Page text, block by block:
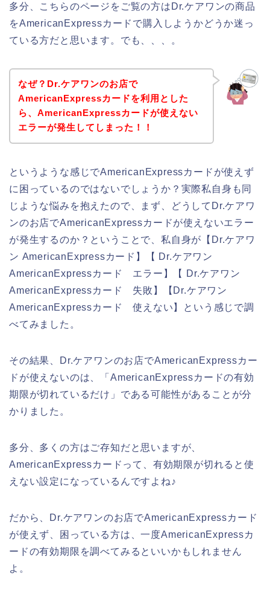
多分、こちらのページをご覧の方はDr.ケアワンの商品
をAmericanExpressカードで購入しようかどうか迷っ
ている方だと思います。でも、、、。
なぜ？Dr.ケアワンのお店で
AmericanExpressカードを利用とした
ら、AmericanExpressカードが使えない
エラーが発生してしまった！！
というような感じでAmericanExpressカードが使えず
に困っているのではないでしょうか？実際私自身も同
じような悩みを抱えたので、まず、どうしてDr.ケアワ
ンのお店でAmericanExpressカードが使えないエラー
が発生するのか？ということで、私自身が【Dr.ケアワ
ン AmericanExpressカード】【 Dr.ケアワン
AmericanExpressカード エラー】【 Dr.ケアワン
AmericanExpressカード 失敗】【Dr.ケアワン
AmericanExpressカード 使えない】という感じで調
べてみました。
その結果、Dr.ケアワンのお店でAmericanExpressカー
ドが使えないのは、「AmericanExpressカードの有効
期限が切れているだけ」である可能性があることが分
かりました。
多分、多くの方はご存知だと思いますが、
AmericanExpressカードって、有効期限が切れると使
えない設定になっているんですよね♪
だから、Dr.ケアワンのお店でAmericanExpressカード
が使えず、困っている方は、一度AmericanExpressカ
ードの有効期限を調べてみるといいかもしれません
よ。